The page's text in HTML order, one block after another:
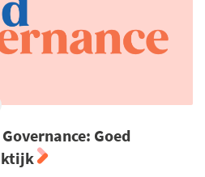
Goed